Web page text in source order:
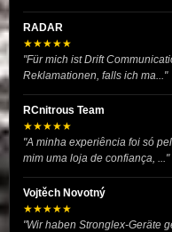
RADAR
★★★★★
"Für mich ist Drift
Reklamationen, falls ich ma..."
RCnitrous Team
★★★★★
"A minha experiência foi só
mim uma loja de confiança, ..."
Vojtěch Novotný
★★★★★
"Wir haben Stronglex-Geräte